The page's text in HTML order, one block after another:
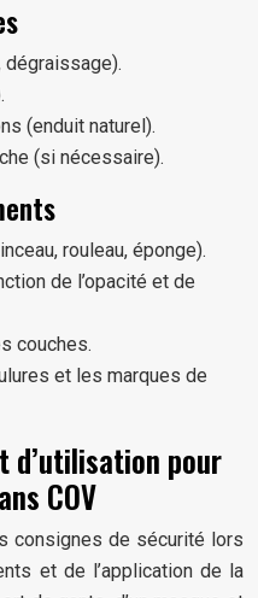
(enduit naturel).
(si nécessaire).
rouleau, éponge).
de l’opacité et de
couches.
et les marques de
d’utilisation pour
COV
consignes de sécurité lors
et de l’application de la